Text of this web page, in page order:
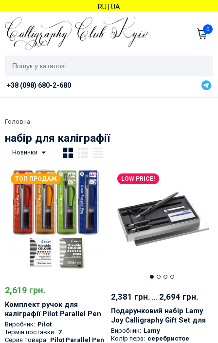
RU UA
0
+38 (098) 680-2-680
Головна
набір для каліграфії
Новинки
ТОП ПРОДАЖ
2,619 грн.
Комплект ручок для
каліграфії Pilot Parallel Pen
Set
Виробник: Pilot
Термін поставки: 7
Серия товара: Pilot Parallel Pen
LOW PRICE!
2,381 грн. ... 2,694 грн.
Подарунковий набір Lamy
Joy Calligraphy Gift Set для
каліграфії
Виробник: Lamy
Колір пера: серебристое